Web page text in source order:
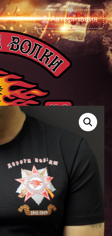
Авторизация